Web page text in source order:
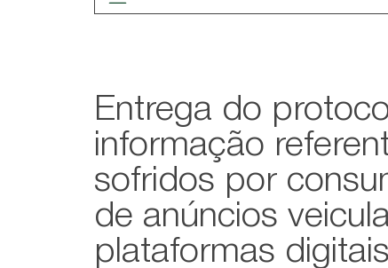
Entrega do
informação
sofridos por
de anúncios
plataformas digitais